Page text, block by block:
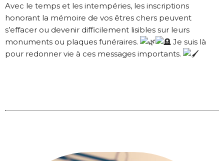
Avec le temps et les intempéries, les inscriptions
honorant la mémoire de vos êtres chers peuvent
s’effacer ou devenir difficilement lisibles sur leurs
monuments ou plaques funéraires.
Je suis là
pour redonner vie à ces messages importants.